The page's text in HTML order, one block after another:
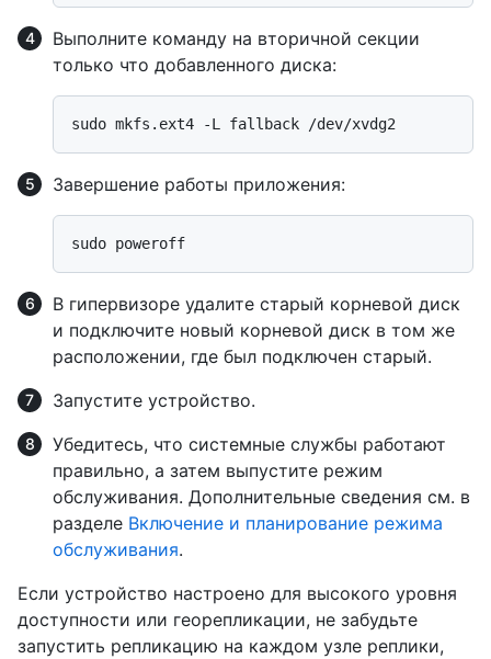
Выполните команду на вторичной секции
только что добавленного диска:
Завершение работы приложения:
В гипервизоре удалите старый корневой диск
и подключите новый корневой диск в том же
расположении, где был подключен старый.
Запустите устройство.
Убедитесь, что системные службы работают
правильно, а затем выпустите режим
обслуживания. Дополнительные сведения см. в
разделе Включение и планирование режима
обслуживания.
Если устройство настроено для высокого уровня
доступности или георепликации, не забудьте
запустить репликацию на каждом узле реплики,